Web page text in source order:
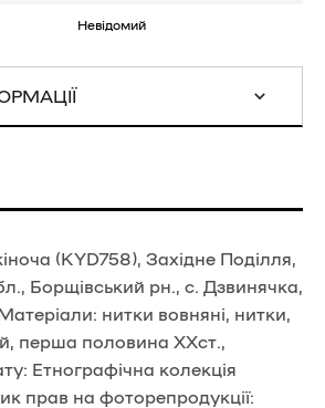
Невідомий
(KYD758), Західне Поділля,
Борщівський рн., с. Дзвинячка,
нитки вовняні, нитки,
перша половина ХХст.,
Етнографічна колекція
прав на фоторепродукції: